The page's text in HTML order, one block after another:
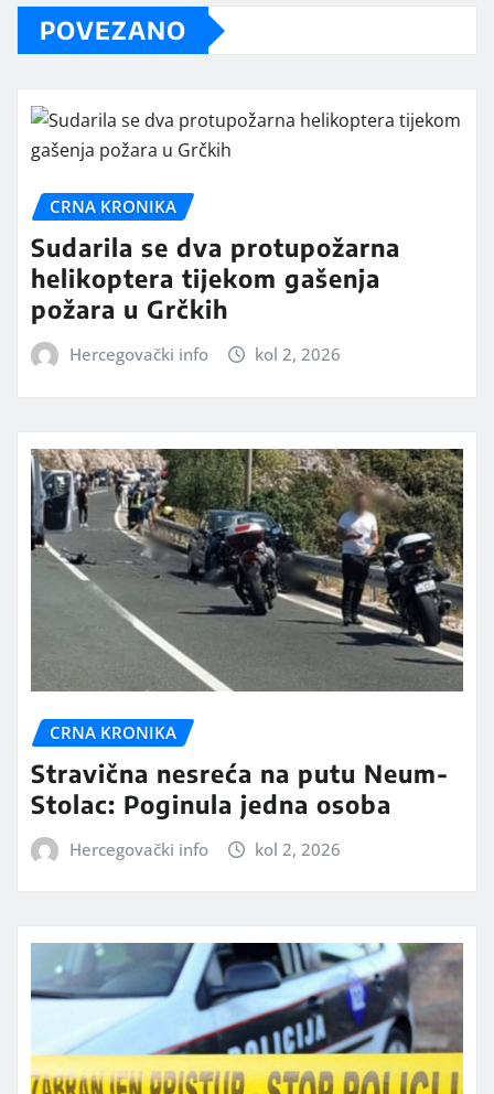
POVEZANO
CRNA KRONIKA
Sudarila se dva protupožarna
helikoptera tijekom gašenja
požara u Grčkih
Hercegovački info kol 2, 2026
CRNA KRONIKA
Stravična nesreća na putu Neum-
Stolac: Poginula jedna osoba
Hercegovački info kol 2, 2026